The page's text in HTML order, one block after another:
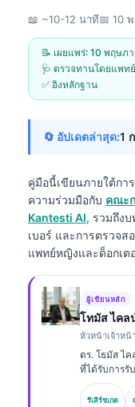
📖 ~10-12 นาที📅 10
📝 เผยแพร่: 10 พฤษภ
🩺 ตรวจทานโดยแพท
✅ อิงหลักฐาน
🔄 อัปเดตล่าสุด:1
คู่มือนี้เขียนภายใต้กา
ความร่วมมือกับ คณะ
Kantesti AI, รวมถึง
เบอร์ และการตรวจ
แพทย์หญิงและด็อกเต
ผู้เขียนหลัก
โทมัส ไคล
หัวหน้าเจ้าหน้
ดร. โธมัส ไ
ที่ได้รับการรั
ประสบการ
และการวิเค
รีเสิร์ชเกต